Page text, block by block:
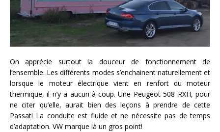
On apprécie surtout la douceur de fonctionnement de
l’ensemble. Les différents modes s’enchainent naturellement et
lorsque le moteur électrique vient en renfort du moteur
thermique, il n’y a aucun à-coup. Une Peugeot 508 RXH, pour
ne citer qu’elle, aurait bien des leçons à prendre de cette
Passat! La conduite est fluide et ne nécessite pas de temps
d’adaptation. VW marque là un gros point!